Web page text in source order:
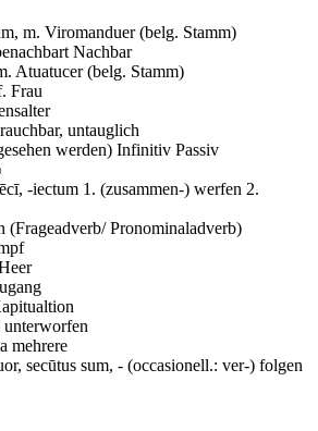
m. Viromanduer (belg. Stamm)
Nachbar
Atuatucer (belg. Stamm)
Frau
untauglich
werden) Infinitiv Passiv
-iectum 1. (zusammen-) werfen 2.
(Frageadverb/ Pronominaladverb)
unterworfen
mehrere
secūtus sum, - (occasionell.: ver-) folgen